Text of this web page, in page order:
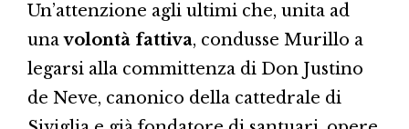
Un’attenzione agli ultimi che, unita ad
unavolontà fattiva, condusse Murillo a
legarsi alla committenza di Don Justino
de Neve, canonico della cattedrale di